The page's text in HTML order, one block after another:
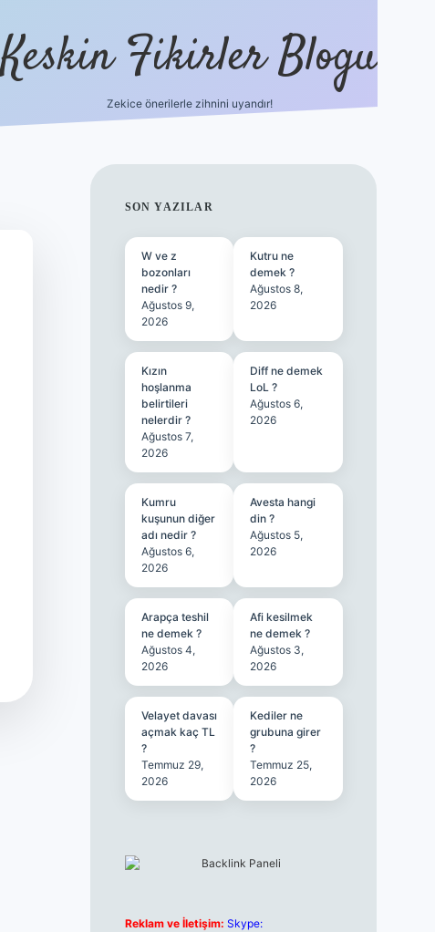
Keskin Fikirler Blogu
Zekice önerilerle zihnini uyandır!
SIDEBAR
SON YAZILAR
W ve z
bozonları
nedir ?
Ağustos 9,
2026
Kutru ne
demek ?
Ağustos 8,
2026
Kızın
hoşlanma
belirtileri
nelerdir ?
Ağustos 7,
2026
Diff ne demek
LoL ?
Ağustos 6,
2026
Kumru
kuşunun diğer
adı nedir ?
Ağustos 6,
2026
Avesta hangi
din ?
Ağustos 5,
2026
Arapça teshil
ne demek ?
Ağustos 4,
2026
Afi kesilmek
ne demek ?
Ağustos 3,
2026
Velayet davası
açmak kaç TL
?
Temmuz 29,
2026
Kediler ne
grubuna girer
?
Temmuz 25,
2026
Reklam ve İletişim: Skype: